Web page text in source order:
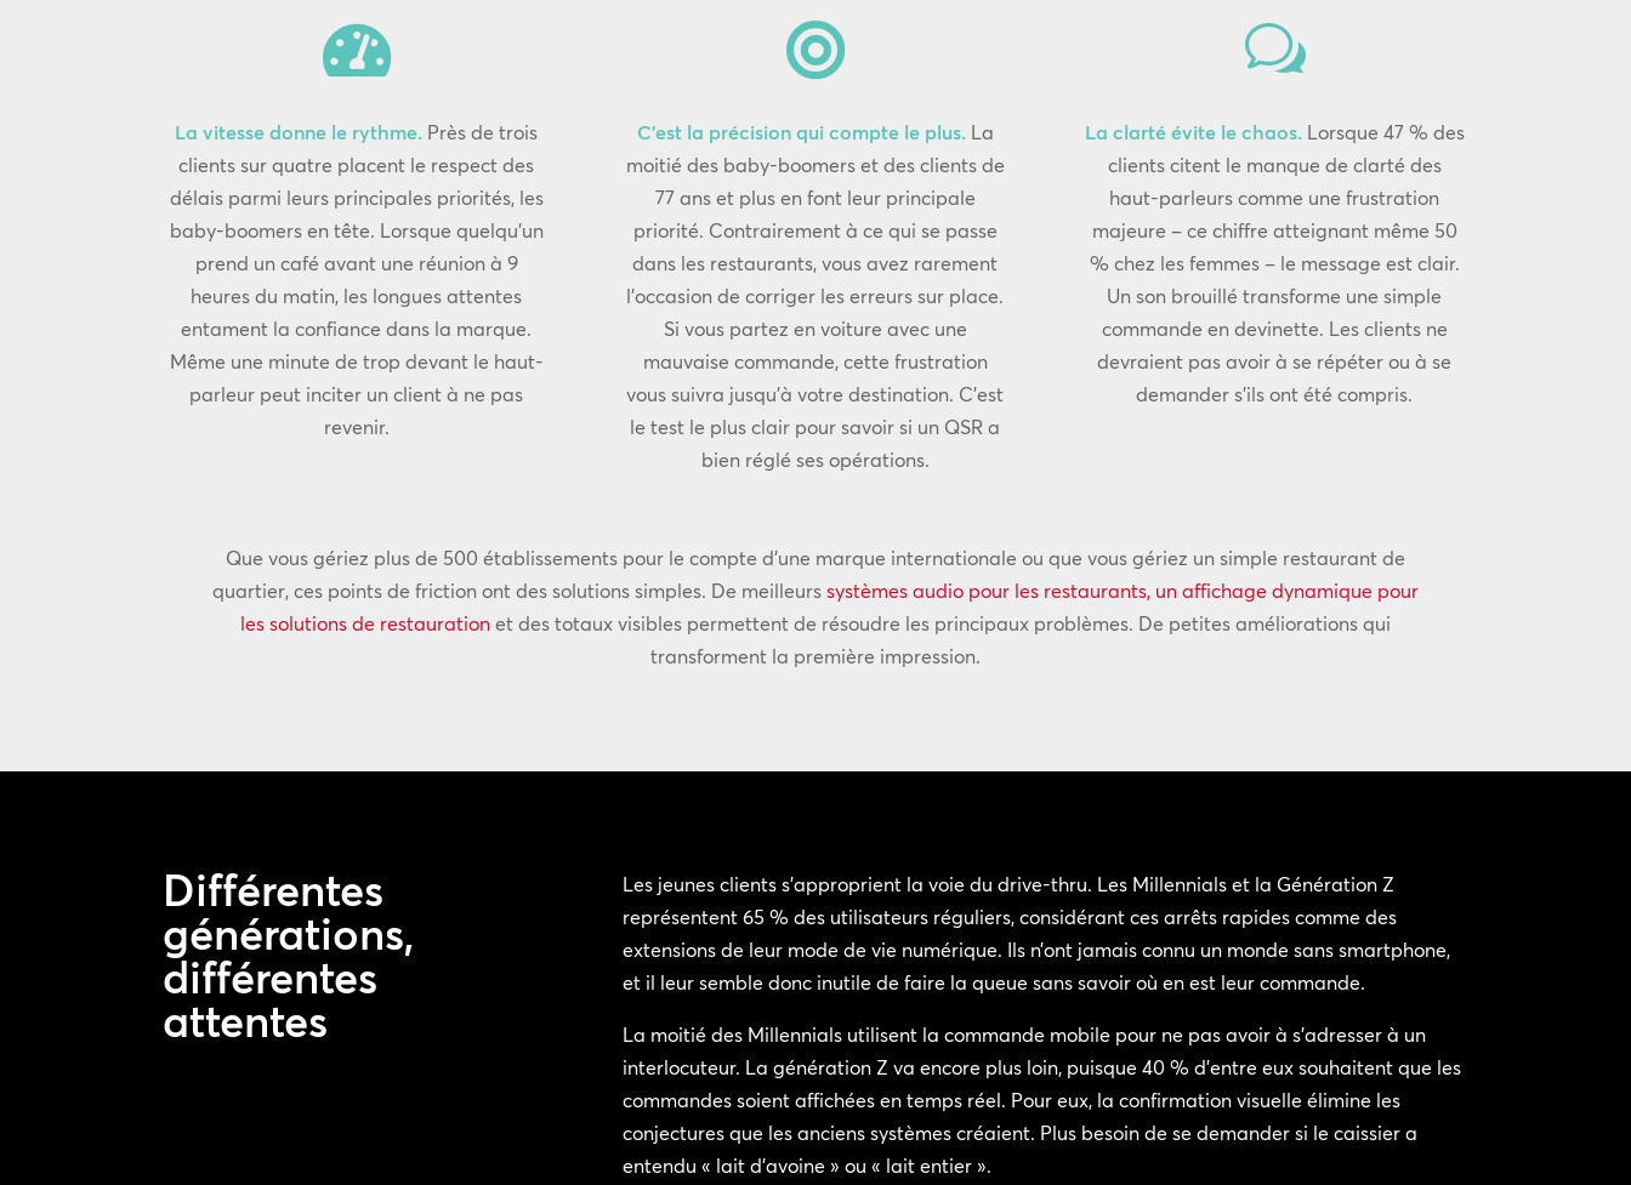

La vitesse donne le rythme. Près de trois
clients sur quatre placent le respect des
délais parmi leurs principales priorités, les
baby-boomers en tête. Lorsque quelqu’un
prend un café avant une réunion à 9
heures du matin, les longues attentes
entament la confiance dans la marque.
Même une minute de trop devant le haut-
parleur peut inciter un client à ne pas
revenir.

C’est la précision qui compte le plus.La
moitié des baby-boomers et des clients de
77 ans et plus en font leur principale
priorité. Contrairement à ce qui se passe
dans les restaurants, vous avez rarement
l’occasion de corriger les erreurs sur place.
Si vous partez en voiture avec une
mauvaise commande, cette frustration
vous suivra jusqu’à votre destination. C’est
le test le plus clair pour savoir si un QSR a
bien réglé ses opérations.
w
La clarté évite le chaos.Lorsque 47 % des
clients citent le manque de clarté des
haut-parleurs comme une frustration
majeure – ce chiffre atteignant même 50
% chez les femmes – le message est clair.
Un son brouillé transforme une simple
commande en devinette. Les clients ne
devraient pas avoir à se répéter ou à se
demander s’ils ont été compris.
Que vous gériez plus de 500 établissements pour le compte d’une marque internationale ou que vous gériez un simple restaurant de
quartier, ces points de friction ont des solutions simples. De meilleurs systèmes audio pour les restaurants, un affichage dynamique pour
les solutions de restauration et des totaux visibles permettent de résoudre les principaux problèmes. De petites améliorations qui
transforment la première impression.
Différentes
générations,
différentes
attentes
Les jeunes clients s’approprient la voie du drive-thru. Les Millennials et la Génération Z
représentent 65 % des utilisateurs réguliers, considérant ces arrêts rapides comme des
extensions de leur mode de vie numérique. Ils n’ont jamais connu un monde sans smartphone,
et il leur semble donc inutile de faire la queue sans savoir où en est leur commande.
La moitié des Millennials utilisent la commande mobile pour ne pas avoir à s’adresser à un
interlocuteur. La génération Z va encore plus loin, puisque 40 % d’entre eux souhaitent que les
commandes soient affichées en temps réel. Pour eux, la confirmation visuelle élimine les
conjectures que les anciens systèmes créaient. Plus besoin de se demander si le caissier a
entendu « lait d’avoine » ou « lait entier ».